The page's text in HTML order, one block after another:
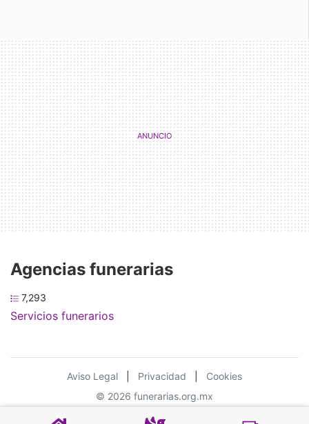
Agencias funerarias
7,293
Servicios funerarios
Aviso Legal Privacidad
Cookies
© 2026 funerarias.org.mx